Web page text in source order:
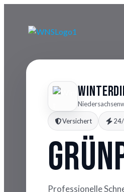
Versichert
Professionelle